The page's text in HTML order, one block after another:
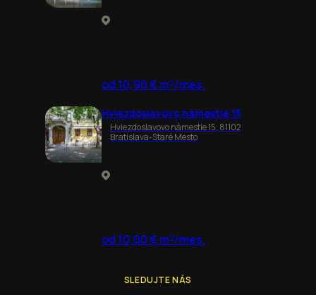
od 10,90 € m²/mes.
Hviezdoslavovo námestie 15
Hviezdoslavovo námestie 15, 81102
Bratislava-Staré Mesto
od 10,00 € m²/mes.
SLEDUJTE NÁS